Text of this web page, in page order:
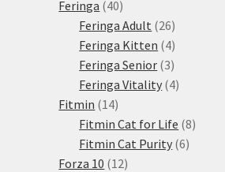
produkty
Feringa 4040
produktů
Feringa Adult 2626
produktů
Feringa Kitten 44
produkty
Feringa Senior 33
produkty
Feringa Vitality 44
Fitmin 1414
produktů
Fitmin Cat for Life 88
Fitmin Cat Purity 66
Forza 10 1212